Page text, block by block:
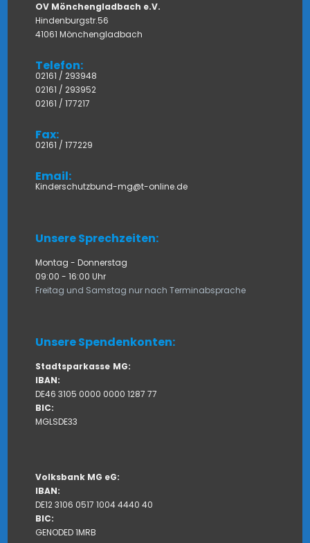
OV Mönchengladbach e.V.
Hindenburgstr.56
41061 Mönchengladbach
Telefon:
02161 / 293948
02161 / 293952
02161 / 177217
Fax:
02161 / 177229
Email:
Kinderschutzbund-mg@t-online.de
Unsere Sprechzeiten:
Montag - Donnerstag
09:00 - 16:00 Uhr
Freitag und Samstag nur nach Terminabsprache
Unsere Spendenkonten:
Stadtsparkasse MG:
IBAN:
DE46 3105 0000 0000 1287 77
BIC:
MGLSDE33
Volksbank MG eG:
IBAN:
DE12 3106 0517 1004 4440 40
BIC:
GENODED 1MRB